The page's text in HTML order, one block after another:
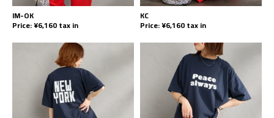
IM-OK
Price: ¥6,160 tax in
KC
Price: ¥6,160 tax in